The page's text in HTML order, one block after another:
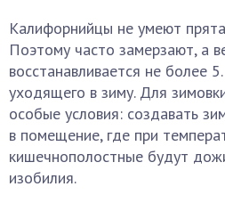
Калифорнийцы не умеют
Поэтому часто замерзают, а
восстанавливается не более
уходящего в зиму. Для
особые условия: создавать
в помещение, где при
кишечнополостные будут
изобилия.